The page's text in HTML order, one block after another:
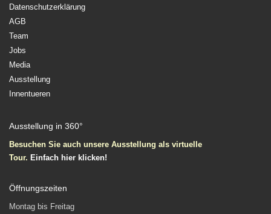
Datenschutzerklärung
AGB
Team
Jobs
Media
Ausstellung
Innentueren
Ausstellung in 360°
Besuchen Sie auch unsere Ausstellung als virtuelle
Tour. Einfach hier klicken!
Öffnungszeiten
Montag bis Freitag